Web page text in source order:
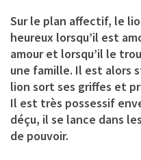
Sur le plan affectif, le
heureux lorsqu’il est
amour et lorsqu’il le
une famille. Il est alors
lion sort ses griffes et
Il est très possessif
déçu, il se lance dans
de pouvoir.